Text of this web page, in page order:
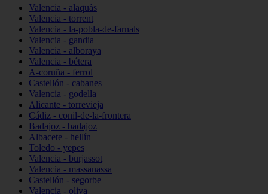
Valencia - alaquàs
Valencia - torrent
Valencia - la-pobla-de-farnals
Valencia - gandia
Valencia - alboraya
Valencia - bétera
A-coruña - ferrol
Castellón - cabanes
Valencia - godella
Alicante - torrevieja
Cádiz - conil-de-la-frontera
Badajoz - badajoz
Albacete - hellín
Toledo - yepes
Valencia - burjassot
Valencia - massanassa
Castellón - segorbe
Valencia - oliva